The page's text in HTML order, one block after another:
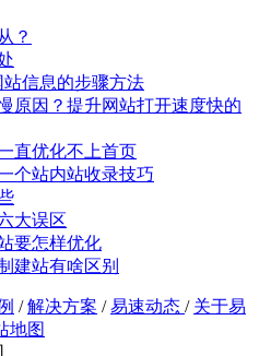
？
信息的步骤方法
原因？提升网站打开速度快的
直优化不上首页
个站内站收录技巧
大误区
要怎样优化
建站有啥区别
/ 解决方案 / 易速动态 / 关于易
地图